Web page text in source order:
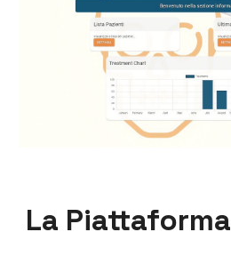
La Piattaforma